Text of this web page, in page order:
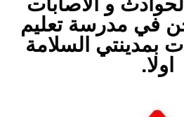
في مدرسة تعليم
بمدينتي السلامة
اولا.